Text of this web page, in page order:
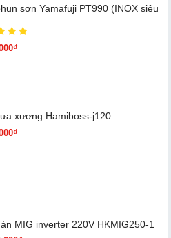
sơn Yamafuji PT990 (INOX siêu
xương Hamiboss-j120
MIG inverter 220V HKMIG250-1